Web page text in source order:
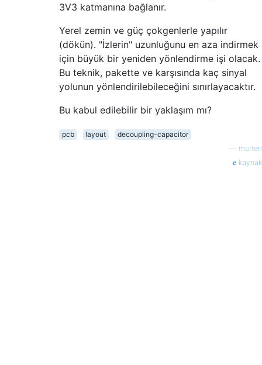
3V3 katmanına bağlanır.
Yerel zemin ve güç çokgenlerle yapılır
(dökün). "İzlerin" uzunluğunu en aza indirmek
için büyük bir yeniden yönlendirme işi olacak.
Bu teknik, pakette ve karşısında kaç sinyal
yolunun yönlendirilebileceğini sınırlayacaktır.
Bu kabul edilebilir bir yaklaşım mı?
pcb layout
decoupling-capacitor
morten
kaynak